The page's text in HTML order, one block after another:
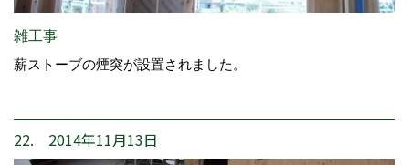
雑工事
薪ストーブの煙突が設置されました。
22. 2014年11月13日